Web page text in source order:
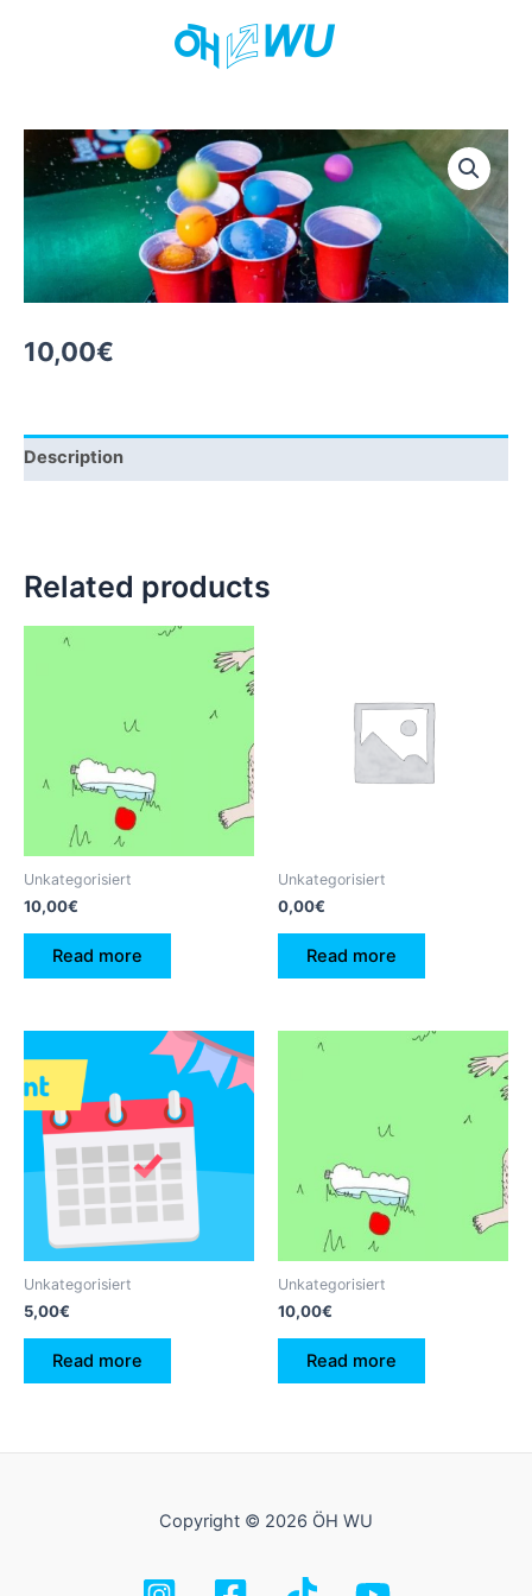
10,00€
Description
Related products
Unkategorisiert
10,00€
Read more
Unkategorisiert
0,00€
Read more
Unkategorisiert
5,00€
Read more
Unkategorisiert
10,00€
Read more
Copyright © 2026 ÖH WU